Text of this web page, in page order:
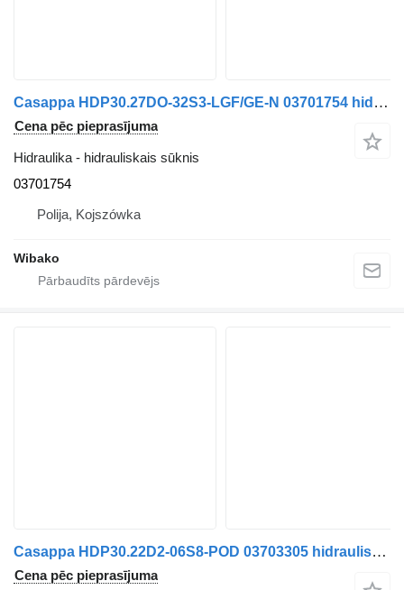
Casappa HDP30.27DO-32S3-LGF/GE-N 03701754 hidrauliskais sūknis
Cena pēc pieprasījuma
Hidraulika - hidrauliskais sūknis
03701754
Polija, Kojszówka
Wibako
Casappa HDP30.22D2-06S8-POD 03703305 hidrauliskais sūknis
Cena pēc pieprasījuma